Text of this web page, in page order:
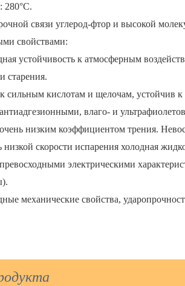
280°C.
связи углерод-фтор и высокой
свойствами:
устойчивость к атмосферным
старения.
сильным кислотам и щелочам, устойчив
влаго- и
низким коэффициентом трения.
скорости испарения холодная
электрическими
механические свойства,